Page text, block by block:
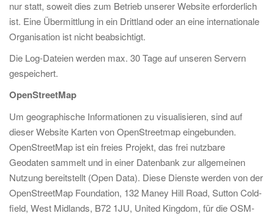
nur statt, soweit dies zum Betrieb unserer Website erforderlich
ist. Eine Übermittlung in ein Drittland oder an eine internationale
Organisation ist nicht beabsichtigt.
Die Log-Dateien werden max. 30 Tage auf unseren Servern
gespeichert.
OpenStreetMap
Um geographische Informationen zu visualisieren, sind auf
dieser Website Karten von OpenStreetmap eingebunden.
OpenStreetMap ist ein freies Projekt, das frei nutzbare
Geodaten sammelt und in einer Datenbank zur allgemeinen
Nutzung bereitstellt (Open Data). Diese Dienste werden von der
OpenStreetMap Foundation, 132 Maney Hill Road, Sutton Cold­
field, West Midlands, B72 1JU, United Kingdom, für die OSM­